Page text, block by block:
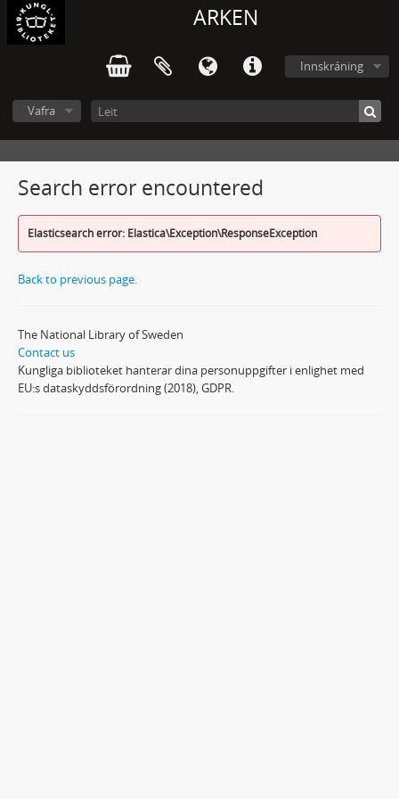
ARKEN
Innskráning
Vafra
Search error encountered
Elasticsearch error: Elastica\Exception\ResponseException
Back to previous page.
The National Library of Sweden
Contact us
Kungliga biblioteket hanterar dina personuppgifter i enlighet med
EU:s dataskyddsförordning (2018), GDPR.